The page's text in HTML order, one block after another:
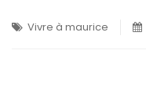
Vivre à maurice